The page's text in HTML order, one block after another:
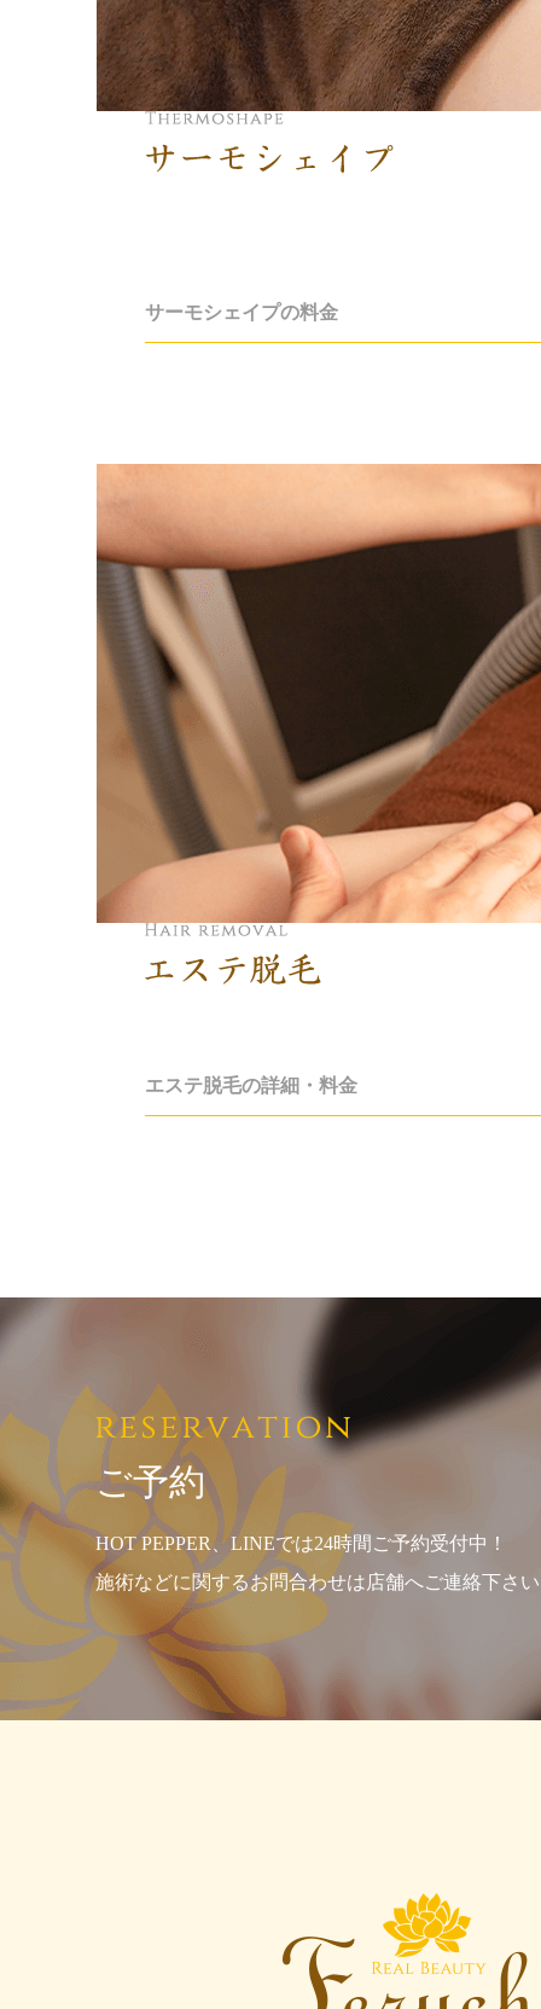
サーモシェイプの料金
エステ脱毛の詳細・料金
ご予約
HOT PEPPER、LINEでは24時間ご予約受付中！
施術などに関するお問合わせは店舗へご連絡下さ